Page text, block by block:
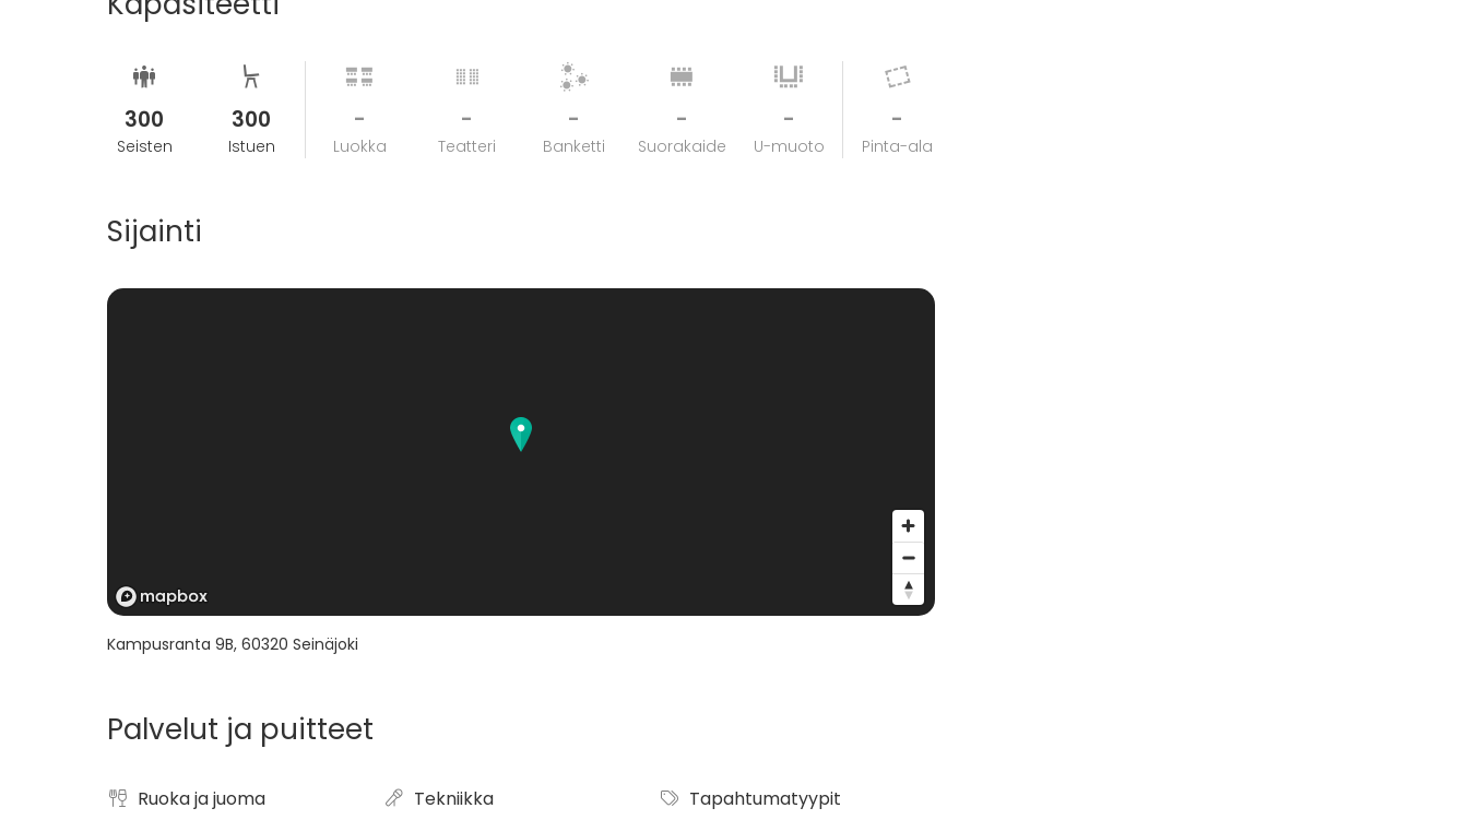
300
Seisten
300
Istuen
-
Luokka
-
Teatteri
-
Banketti
-
Suorakaide
-
U-muoto
-
Pinta-ala
Sijainti
Kampusranta 9B, 60320 Seinäjoki
Palvelut ja puitteet
Ruoka ja juoma Tekniikka Tapahtumatyypit